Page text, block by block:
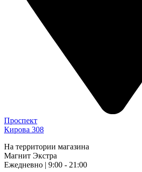
Проспект
Кирова 308
На территории магазина
Магнит Экстра
Ежедневно | 9:00 - 21:00